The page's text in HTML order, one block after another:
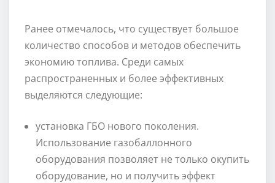
Ранее отмечалось, что существует большое
количество способов и методов обеспечить
экономию топлива. Среди самых
распространенных и более эффективных
выделяются следующие:
установка ГБО нового поколения.
Использование газобаллонного
оборудования позволяет не только окупить
оборудование, но и получить эффект